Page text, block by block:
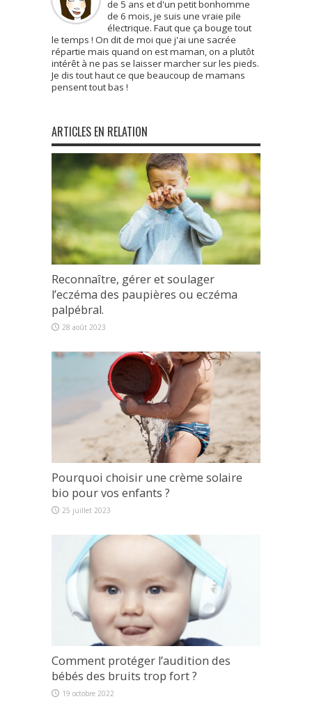
de 5 ans et d'un petit bonhomme
de 6 mois, je suis une vraie pile
électrique. Faut que ça bouge tout
le temps ! On dit de moi que j'ai une sacrée
répartie mais quand on est maman, on a plutôt
intérêt à ne pas se laisser marcher sur les pieds.
Je dis tout haut ce que beaucoup de mamans
pensent tout bas !
ARTICLES EN RELATION
Reconnaître, gérer et soulager
l’eczéma des paupières ou eczéma
palpébral.
28 août 2023
Pourquoi choisir une crème solaire
bio pour vos enfants ?
25 juillet 2023
Comment protéger l’audition des
bébés des bruits trop fort ?
19 octobre 2022